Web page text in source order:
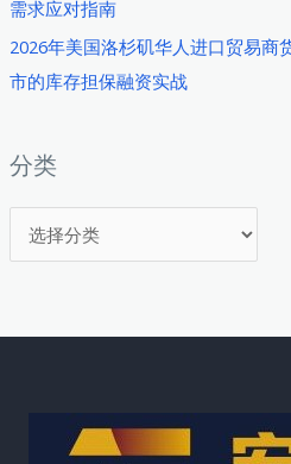
需求应对指南
2026年美国洛杉矶华人进口贸易商
市的库存担保融资实战
分类
类